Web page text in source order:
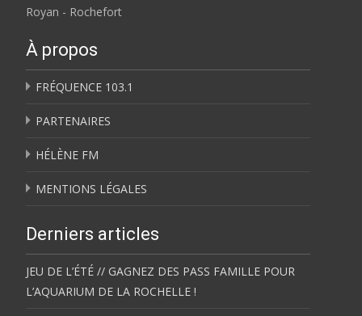
Royan - Rochefort
À propos
FRÉQUENCE 103.1
PARTENAIRES
HÉLÈNE FM
MENTIONS LÉGALES
Derniers articles
JEU DE L’ÉTÉ // GAGNEZ DES PASS FAMILLE POUR
L’AQUARIUM DE LA ROCHELLE !